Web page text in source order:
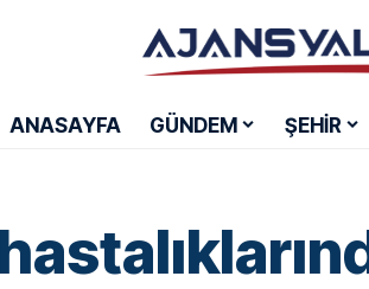
ANASAYFA GÜNDEM ŞEHİR